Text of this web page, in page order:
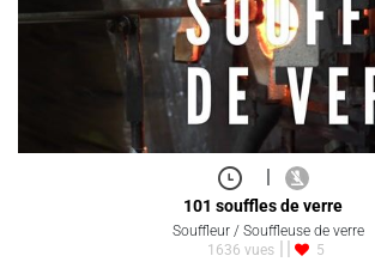
|
101 souffles de verre
Souffleur / Souffleuse de verre
1636 vues
5